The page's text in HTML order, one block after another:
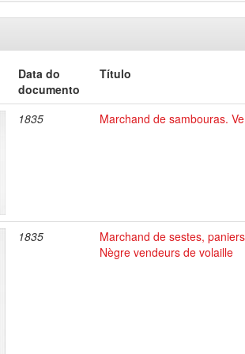
Data do
documento
Título
1835 Marchand de sambouras.
1835
Marchand de sestes,
Nègre vendeurs de volaille